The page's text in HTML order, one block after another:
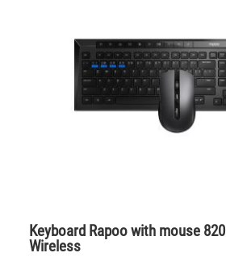
Keyboard Rapoo with mouse
Wireless